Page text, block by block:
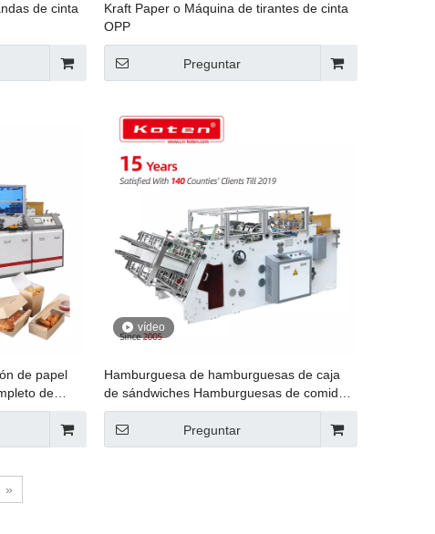
de cinta
Kraft Paper o Máquina de tirantes de cinta
OPP
Preguntar
de papel
de
vídeo
Hamburguesa de hamburguesas de caja
de sándwiches Hamburguesas de comida
de comida de comida rápida
Preguntar
»